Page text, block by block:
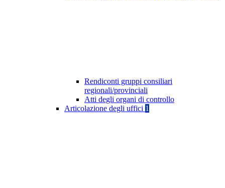
Rendiconti gruppi consiliari
regionali/provinciali
Atti degli organi di controllo
Articolazione degli uffici 1